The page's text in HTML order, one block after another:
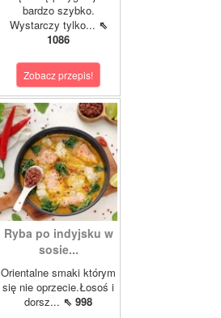
bardzo szybko.
Wystarczy tylko... ⇖
1086
Zobacz przepis!
Ryba po indyjsku w
sosie...
Orientalne smaki którym
się nie oprzecie.Łosoś i
dorsz... ⇖ 998